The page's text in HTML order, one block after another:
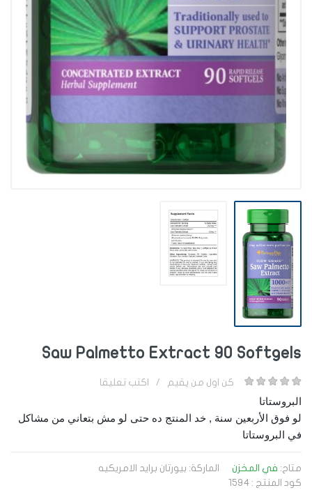
Saw Palmetto Extract 90 Softgels
كن اول من يقيم / اكتب تعليقا
البروستاتا
لو فوق الأربعين سنة , خد المنتج ده حتى لو مش بتعاني من مشاكل
في البروستاتا
متاح: في المخزن الماركة: بيورتان برايد الامريكيه
كود المنتج : 1594